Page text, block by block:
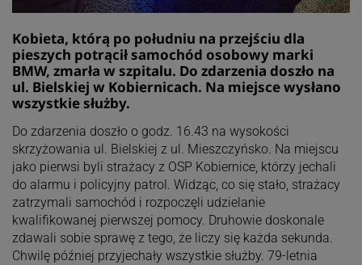
Kobieta, którą po południu na przejściu dla
pieszych potrącił samochód osobowy marki
BMW, zmarła w szpitalu. Do zdarzenia doszło na
ul. Bielskiej w Kobiernicach. Na miejsce wysłano
wszystkie służby.
Do zdarzenia doszło o godz. 16.43 na wysokości
skrzyżowania ul. Bielskiej z ul. Mieszczyńsko. Na miejscu
jako pierwsi byli strażacy z OSP Kobiernice, którzy jechali
do alarmu i policyjny patrol. Widząc, co się stało, strażacy
zatrzymali samochód i rozpoczęli udzielanie
kwalifikowanej pierwszej pomocy. Druhowie doskonale
zdawali sobie sprawę z tego, że liczy się każda sekunda.
Chwilę później przyjechały wszystkie służby. 79-letnia